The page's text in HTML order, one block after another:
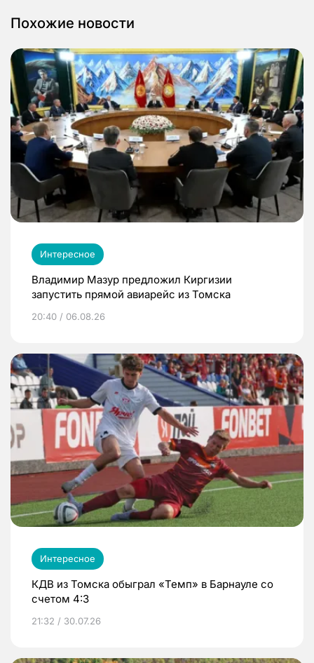
Похожие новости
Интересное
Владимир Мазур предложил Киргизии
запустить прямой авиарейс из Томска
20:40 / 06.08.26
Интересное
КДВ из Томска обыграл «Темп» в Барнауле со
счетом 4:3
21:32 / 30.07.26